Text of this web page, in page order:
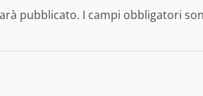
pubblicato. I campi obbligatori